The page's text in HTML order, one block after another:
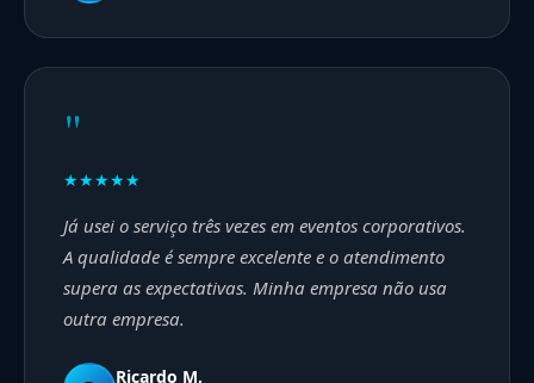
"
★★★★★
Já usei o serviço três vezes em eventos corporativos.
A qualidade é sempre excelente e o atendimento
supera as expectativas. Minha empresa não usa
outra empresa.
Ricardo M.